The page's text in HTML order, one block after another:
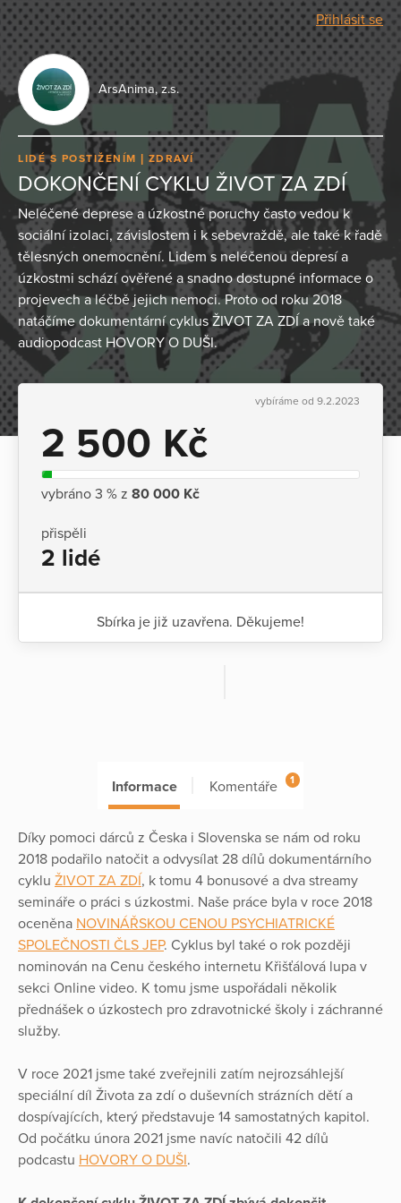
Přihlásit se
ArsAnima, z.s.
LIDÉ S POSTIŽENÍM ZDRAVÍ
DOKONČENÍ CYKLU ŽIVOT ZA ZDÍ
Neléčené deprese a úzkostné poruchy často vedou k
sociální izolaci, závislostem i k sebevraždě, ale také k řadě
tělesných onemocnění. Lidem s neléčenou depresí a
úzkostmi schází ověřené a snadno dostupné informace o
projevech a léčbě jejich nemoci. Proto od roku 2018
natáčíme dokumentární cyklus ŽIVOT ZA ZDÍ a nově také
audiopodcast HOVORY O DUŠI.
vybíráme od 9.2.2023
2 500 Kč
vybráno 3 % z 80 000 Kč
přispěli
2 lidé
Sbírka je již uzavřena. Děkujeme!
Informace Komentáře 1
Díky pomoci dárců z Česka i Slovenska se nám od roku
2018 podařilo natočit a odvysílat 28 dílů dokumentárního
cyklu ŽIVOT ZA ZDÍ, k tomu 4 bonusové a dva streamy
semináře o práci s úzkostmi. Naše práce byla v roce 2018
oceněna NOVINÁŘSKOU CENOU PSYCHIATRICKÉ
SPOLEČNOSTI ČLS JEP. Cyklus byl také o rok později
nominován na Cenu českého internetu Křišťálová lupa v
sekci Online video. K tomu jsme uspořádali několik
přednášek o úzkostech pro zdravotnické školy i záchranné
služby.
V roce 2021 jsme také zveřejnili zatím nejrozsáhlejší
speciální díl Života za zdí o duševních strázních dětí a
dospívajících, který představuje 14 samostatných kapitol.
Od počátku února 2021 jsme navíc natočili 42 dílů
podcastu HOVORY O DUŠI.